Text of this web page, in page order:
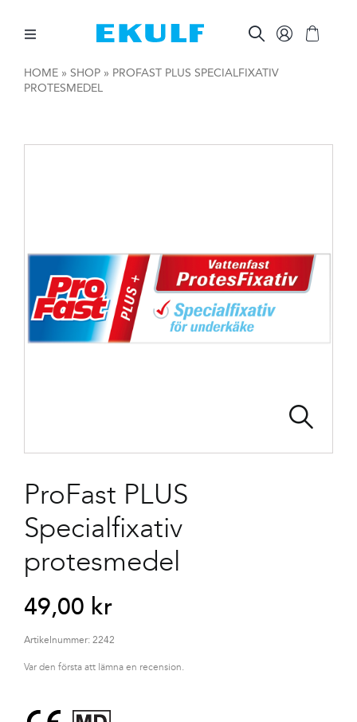
contentToggle
Navigation
MELLAN TÄNDERNA
BORSTA TÄNDERNA
ÖVRIGT
FÖR FÖRETAG
HOME» SHOP» PROFAST PLUS SPECIALFIXATIV
PROTESMEDEL
ProFast PLUS
Specialfixativ
protesmedel
49,00 kr
Artikelnummer:2242
Var den första att lämna en recension.